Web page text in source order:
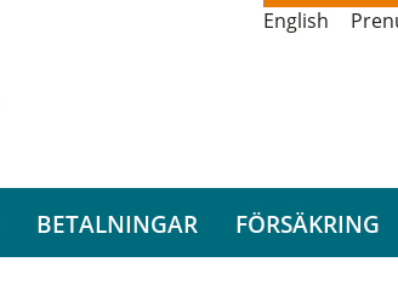
English
BETALNINGAR FÖRSÄKRING